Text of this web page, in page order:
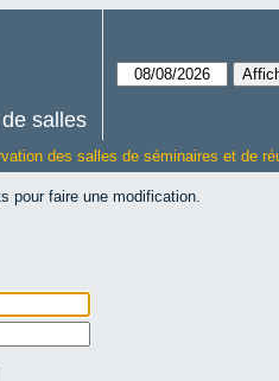
salles
des salles de séminaires et de
pour faire une modification.